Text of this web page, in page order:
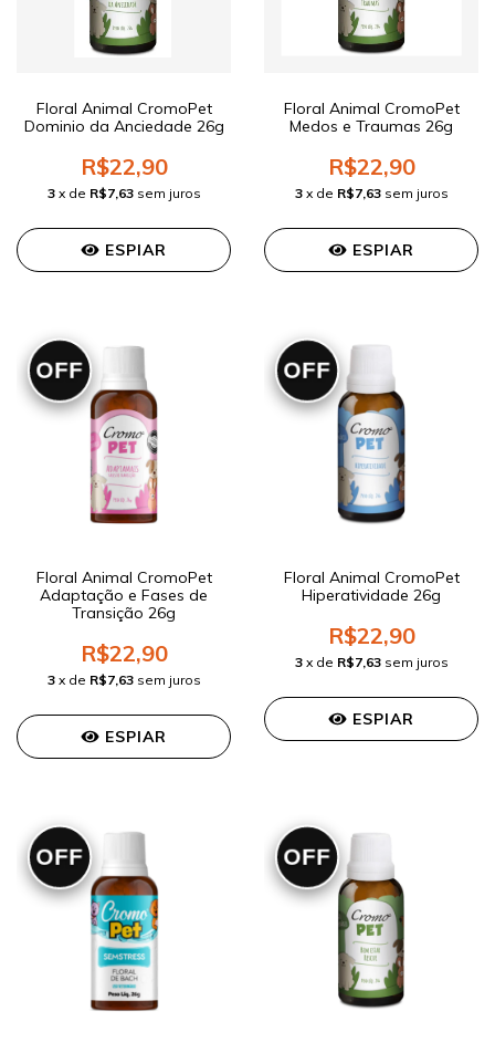
Floral Animal CromoPet
Dominio da Anciedade 26g
R$22,90
3 x de R$7,63 sem juros
ESPIAR
Floral Animal CromoPet
Medos e Traumas 26g
R$22,90
3 x de R$7,63 sem juros
ESPIAR
OFF
Floral Animal CromoPet
Adaptação e Fases de
Transição 26g
R$22,90
3 x de R$7,63 sem juros
ESPIAR
OFF
Floral Animal CromoPet
Hiperatividade 26g
R$22,90
3 x de R$7,63 sem juros
ESPIAR
OFF OFF